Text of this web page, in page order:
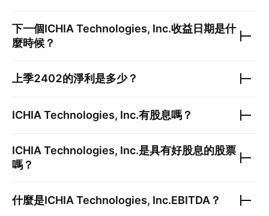
下一個ICHIA Technologies, Inc.收益日期是什
麼時候？
上季2402的淨利是多少？
ICHIA Technologies, Inc.有股息嗎？
ICHIA Technologies, Inc.是具有好股息的股票
嗎？
什麼是ICHIA Technologies, Inc.EBITDA？